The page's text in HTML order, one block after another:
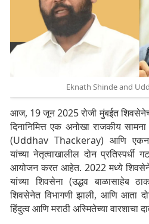
Eknath Shinde and
आज, 19 जून 2025 रोजी मुंबईत
दिनानिमित्त एक अनोखा राजकीय
(Uddhav Thackeray) आणि
यांच्या नेतृत्वाखालील दोन प्रतिस्पर्धी
आयोजन करत आहेत. 2022 मध्ये
यांच्या शिवसेना (उद्धव बाळासाहेब
शिवसेनेत विभागणी झाली, आणि आता
हिंदुत्व आणि मराठी अस्मितेच्या वारशाचा